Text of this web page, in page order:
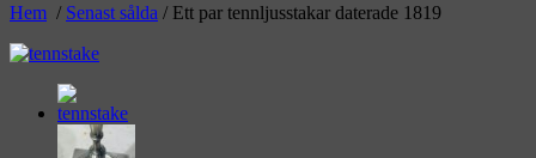
Hem / Senast sålda / Ett par tennljusstakar daterade 1819